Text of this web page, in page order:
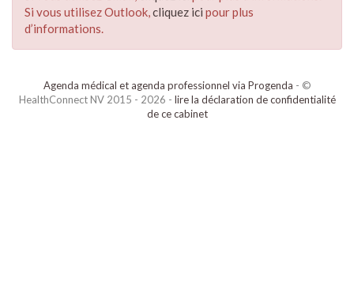
Si vous utilisez Outlook,cliquez ici pour plus
d’informations.
Agenda médical et agenda professionnel via Progenda - ©
HealthConnect NV 2015 - 2026 - lire la déclaration de confidentialité
de ce cabinet